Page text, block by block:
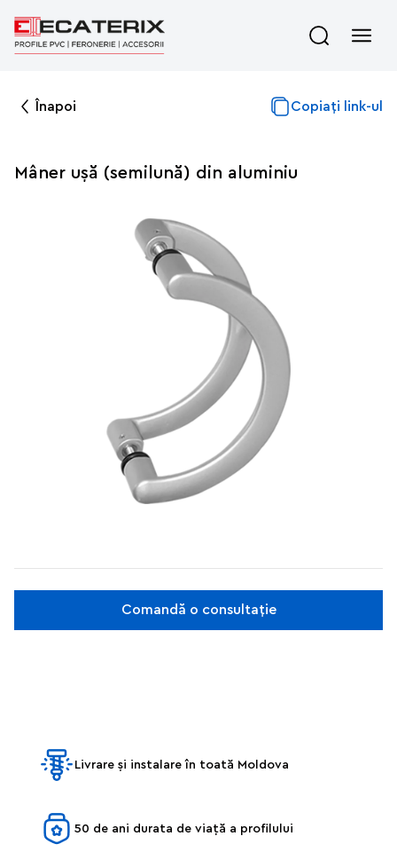
Înapoi Copiați link-ul
Mâner ușă (semilună) din aluminiu
Comandă o consultație
Livrare și instalare în toată Moldova
50 de ani durata de viață a profilului